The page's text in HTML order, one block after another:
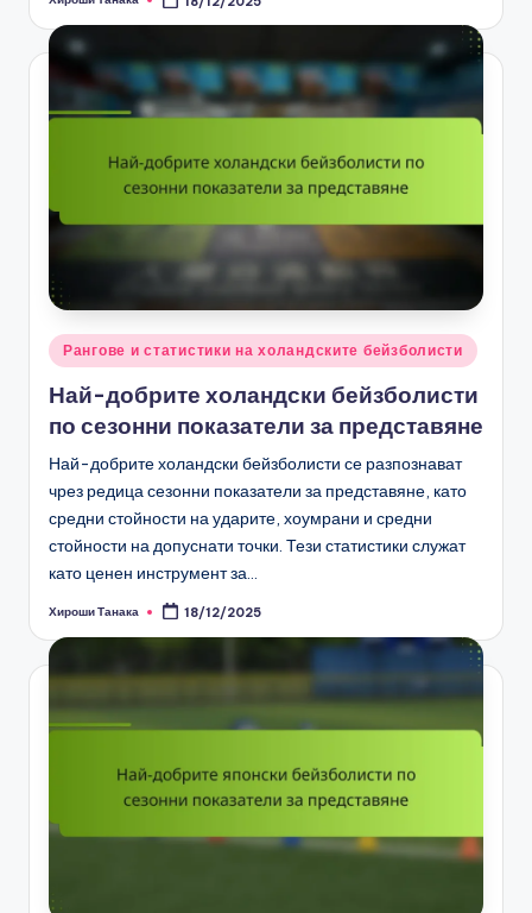
Posted
Posted
in
Рангове и статистики на холандските бейзболисти
Най-добрите холандски бейзболисти
по сезонни показатели за представяне
Най-добрите холандски бейзболисти се разпознават
чрез редица сезонни показатели за представяне, като
средни стойности на ударите, хоумрани и средни
стойности на допуснати точки. Тези статистики служат
като ценен инструмент за…
Posted
Хироши Танака 18/12/2025